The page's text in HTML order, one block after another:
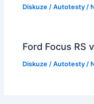
Diskuze /Autotesty /
Ford Focus RS
Diskuze /Autotesty /